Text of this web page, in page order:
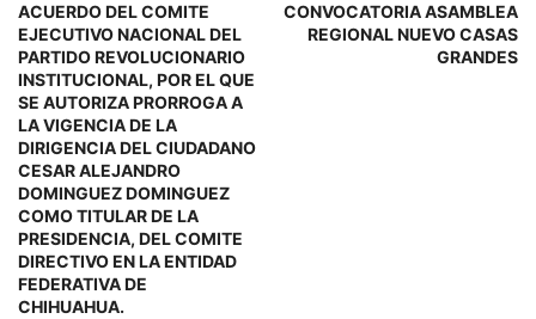
ACUERDO DEL COMITE
EJECUTIVO NACIONAL DEL
PARTIDO REVOLUCIONARIO
INSTITUCIONAL, POR EL QUE
SE AUTORIZA PRORROGA A
LA VIGENCIA DE LA
DIRIGENCIA DEL CIUDADANO
CESAR ALEJANDRO
DOMINGUEZ DOMINGUEZ
COMO TITULAR DE LA
PRESIDENCIA, DEL COMITE
DIRECTIVO EN LA ENTIDAD
FEDERATIVA DE
CHIHUAHUA.
CONVOCATORIA ASAMBLEA
REGIONAL NUEVO CASAS
GRANDES